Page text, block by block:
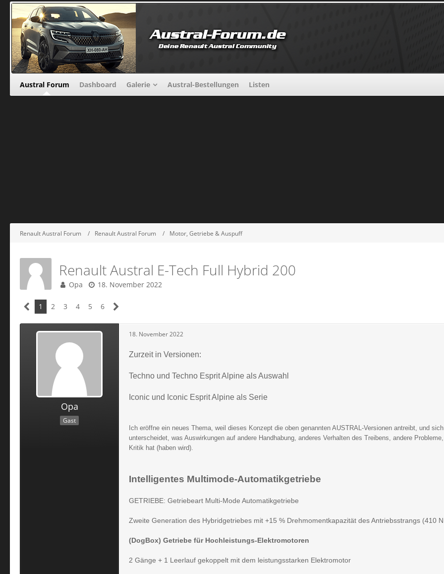
Austral Forum Dashboard Galerie Austral-Bestellungen Listen
Renault Austral Forum Renault Austral Forum Motor, Getriebe & Auspuff
Renault Austral E-Tech Full Hybrid 200
Opa 18. November 2022
1 2 3 4 5 6
Opa
Gast
18. November 2022
Zurzeit in Versionen:
Techno und Techno Esprit Alpine als Auswahl
Iconic und Iconic Esprit Alpine als Serie
Ich eröffne ein neues Thema, weil dieses Konzept die oben genannten AUSTRAL-Versionen antreibt, und
unterscheidet, was Auswirkungen auf andere Handhabung, anderes Verhalten des Treibens, andere
Kritik hat (haben wird).
Intelligentes Multimode-Automatikgetriebe
GETRIEBE: Getriebeart Multi-Mode Automatikgetriebe
Zweite Generation des Hybridgetriebes mit +15 % Drehmomentkapazität des Antriebsstrangs (410
(DogBox) Getriebe für Hochleistungs-Elektromotoren
2 Gänge + 1 Leerlauf gekoppelt mit dem leistungsstarken Elektromotor